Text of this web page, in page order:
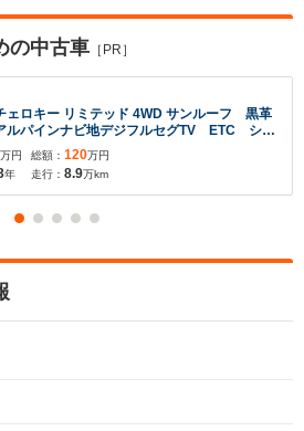
の中古車 ［PR］
ェロキー リミテッド 4WD サンルーフ 黒革
パインナビ地デジフルセグTV ETC シー
電動シート ステアリングヒーター サイ
電動トランク バックカメラサイドカメ
コントロール HID
万円
年
総額： 120万円
走行： 8.9万km